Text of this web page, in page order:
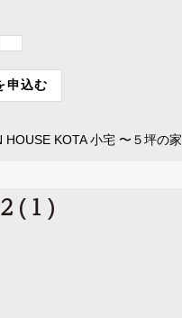
申込む
HOUSE KOTA 小宅 〜５坪の家